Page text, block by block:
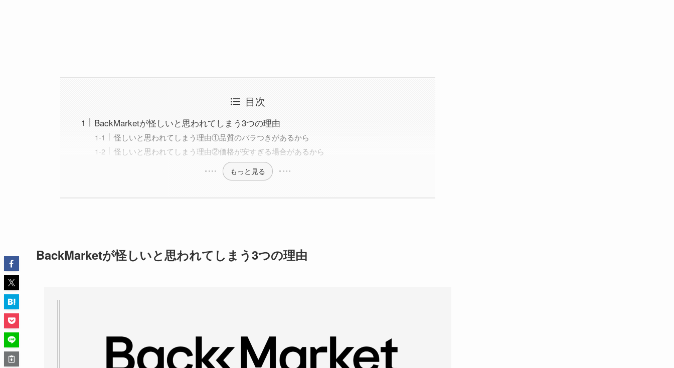
目次
BackMarketが怪しいと思われてしまう3つの理由
怪しいと思われてしまう理由①品質のバラつきがあるから
怪しいと思われてしまう理由②価格が安すぎる場合があるから
もっと見る
BackMarketが怪しいと思われてしまう3つの理由